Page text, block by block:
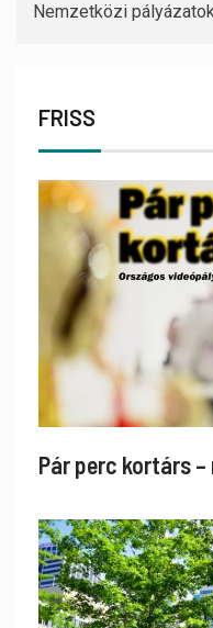
Nemzetközi
FRISS
Pár perc kortárs